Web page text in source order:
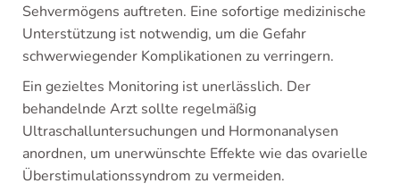
Sehvermögens auftreten. Eine sofortige medizinische
Unterstützung ist notwendig, um die Gefahr
schwerwiegender Komplikationen zu verringern.
Ein gezieltes Monitoring ist unerlässlich. Der
behandelnde Arzt sollte regelmäßig
Ultraschalluntersuchungen und Hormonanalysen
anordnen, um unerwünschte Effekte wie das ovarielle
Überstimulationssyndrom zu vermeiden.